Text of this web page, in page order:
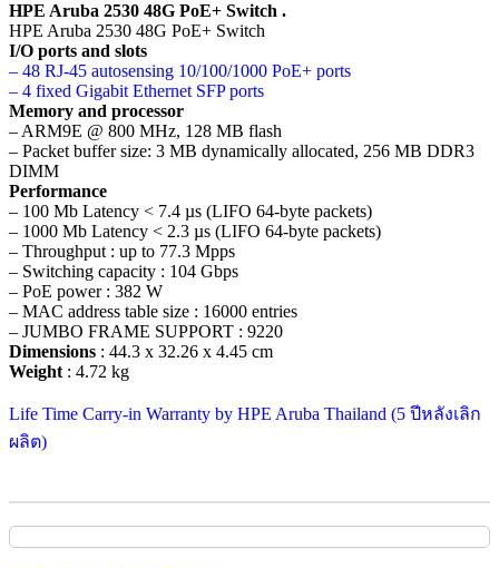
HPE Aruba 2530 48G PoE+ Switch .
HPE Aruba 2530 48G PoE+ Switch
I/O ports and slots
– 48 RJ-45 autosensing 10/100/1000 PoE+ ports
– 4 fixed Gigabit Ethernet SFP ports
Memory and processor
– ARM9E @ 800 MHz, 128 MB flash
– Packet buffer size: 3 MB dynamically allocated, 256 MB DDR3
DIMM
Performance
– 100 Mb Latency < 7.4 µs (LIFO 64-byte packets)
– 1000 Mb Latency < 2.3 µs (LIFO 64-byte packets)
– Throughput : up to 77.3 Mpps
– Switching capacity : 104 Gbps
– PoE power : 382 W
– MAC address table size : 16000 entries
– JUMBO FRAME SUPPORT : 9220
Dimensions : 44.3 x 32.26 x 4.45 cm
Weight : 4.72 kg
Life Time Carry-in Warranty by HPE Aruba Thailand (5 ปีหลังเลิก
ผลิต)